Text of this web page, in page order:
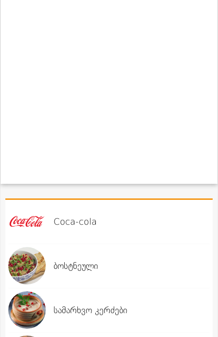
Coca-cola
ბოსტნეული
სამარხვო კერძები